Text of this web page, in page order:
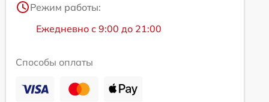
Режим работы:
Ежедневно с 9:00 до 21:00
Способы оплаты